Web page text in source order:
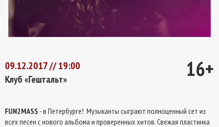
16+
09.12.2017 // 19:00
Клуб «Гештальт»
FUN2MASS - в Петербурге! Музыканты сыграют полноценный сет из
всех песен с нового альбома и проверенных хитов. Свежая пластинка